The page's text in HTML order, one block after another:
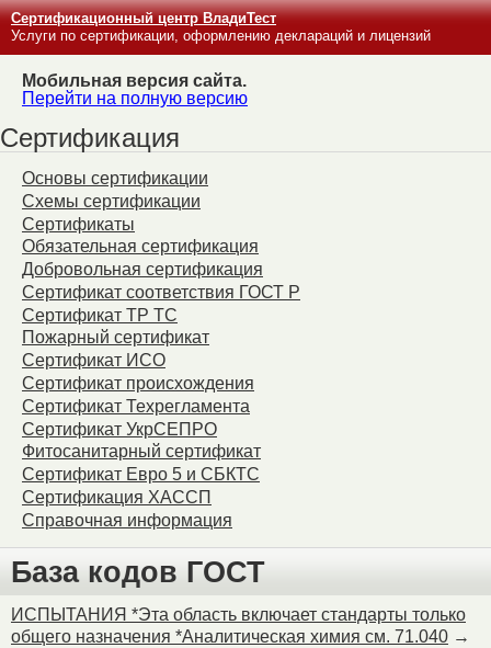
Сертификационный центр ВладиТест
Услуги по сертификации, оформлению деклараций и лицензий
Мобильная версия сайта.
Перейти на полную версию
Сертификация
Основы сертификации
Схемы сертификации
Сертификаты
Обязательная сертификация
Добровольная сертификация
Сертификат соответствия ГОСТ Р
Сертификат ТР ТС
Пожарный сертификат
Сертификат ИСО
Сертификат происхождения
Сертификат Техрегламента
Сертификат УкрСЕПРО
Фитосанитарный сертификат
Сертификат Евро 5 и СБКТС
Сертификация ХАССП
Справочная информация
База кодов ГОСТ
ИСПЫТАНИЯ *Эта область включает стандарты только
общего назначения *Аналитическая химия см. 71.040 →